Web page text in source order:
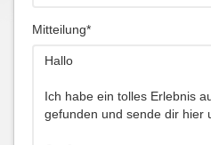
Mitteilung*